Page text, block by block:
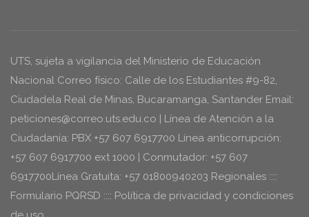
UTS, sujeta a vigilancia del Ministerio de Educación
Nacional Correo físico: Calle de los Estudiantes #9-82,
Ciudadela Real de Minas, Bucaramanga, Santander Email:
peticiones@correo.uts.edu.co | Línea de Atención a la
Ciudadanía: PBX +57 607 6917700 Línea anticorrupción:
+57 607 6917700 ext 1000 | Conmutador: +57 607
6917700Línea Gratuita: +57 01800940203 Regionales ::::
Formulario PQRSD :::: Política de privacidad y condiciones